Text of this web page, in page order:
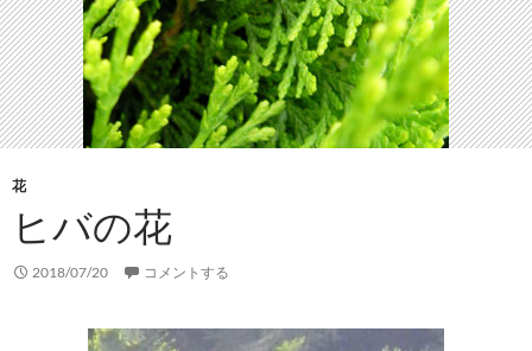
花
ヒバの花
2018/07/20 コメントする